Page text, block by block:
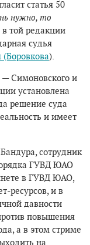
статья 50
нужно, то
той редакции
судья
(Боровкова).
— Симоновского и
установлена
решение суда
и имеет
сотрудник
ГУВД ЮАО
в ГУВД ЮАО,
ресурсов, и в
давности
повышения
а в этом стриме
на